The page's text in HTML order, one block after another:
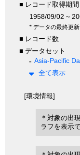
■ レコード取得期間
1958/09/02 ~
* データの最終更
■ レコード数
■ データセット
Asia-Pacific
全て表示
[環境情報]
＊対象の出
ラフを表示